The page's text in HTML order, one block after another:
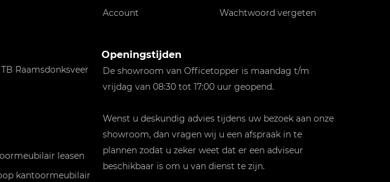
TB Raamsdonksveer
leasen
kantoormeubilair
Account
Wachtwoord vergeten
Openingstijden
De showroom van Officetopper is maandag t/m
vrijdag van 08:30 tot 17:00 uur geopend.
Wenst u deskundig advies tijdens uw bezoek aan onze
showroom, dan vragen wij u een afspraak in te
plannen zodat u zeker weet dat er een adviseur
beschikbaar is om u van dienst te zijn.